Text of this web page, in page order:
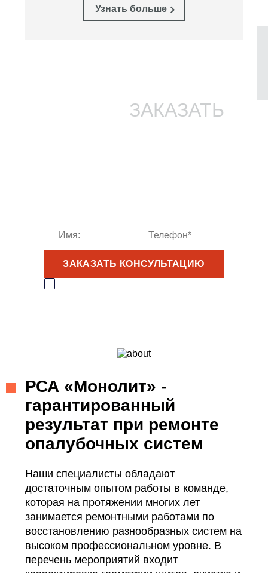
Узнать больше
ЗАКАЗАТЬ
ЗАКАЗАТЬ КОНСУЛЬТАЦИЮ
РСА «Монолит» -
гарантированный
результат при ремонте
опалубочных систем
Наши специалисты обладают
достаточным опытом работы в команде,
которая на протяжении многих лет
занимается ремонтными работами по
восстановлению разнообразных систем на
высоком профессиональном уровне. В
перечень мероприятий входит